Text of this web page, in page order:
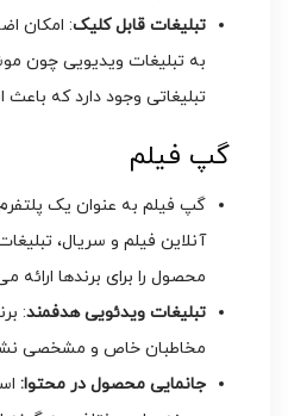
تبلیغات قابل کلیک: امکان
به تبلیغات ویدیویی چون
تبلیغاتی وجود دارد که
گپ فیلم
گپ فیلم به عنوان یک
آنلاین فیلم و سریال،
محصول را برای برندها ارائه
تبلیغات ویدئویی هدفمند:
مخاطبان خاص و مشخصی
جانمایی محصول در محتوا: